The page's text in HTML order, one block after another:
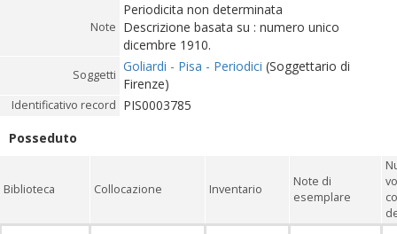
Note
Periodicita non determinata
Descrizione basata su : numero unico
dicembre 1910.
Soggetti
Goliardi - Pisa - Periodici (Soggettario di
Firenze)
Identificativo record PIS0003785
Posseduto
Biblioteca Collocazione Inventario
Note di
esemplare